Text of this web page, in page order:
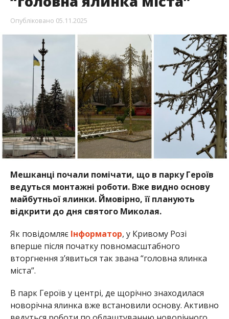
Опубліковано 05.11.2025
Мешканці почали помічати, що в парку Героїв
ведуться монтажні роботи. Вже видно основу
майбутньої ялинки. Ймовірно, її планують
відкрити до дня святого Миколая.
Як повідомляє Інформатор, у Кривому Розі
вперше після початку повномасштабного
вторгнення з’явиться так звана “головна ялинка
міста”.
В парк Героїв у центрі, де щорічно знаходилася
новорічна ялинка вже встановили основу. Активно